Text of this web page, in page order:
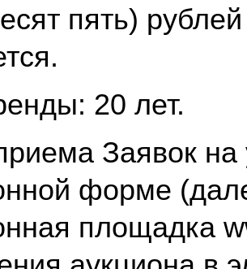
пять)
20 лет.
Заявок на
форме
площадка